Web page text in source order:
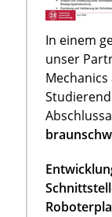
In einem
unser